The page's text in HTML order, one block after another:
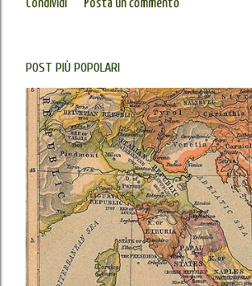
Condividi Posta un commento
POST PIÙ POPOLARI